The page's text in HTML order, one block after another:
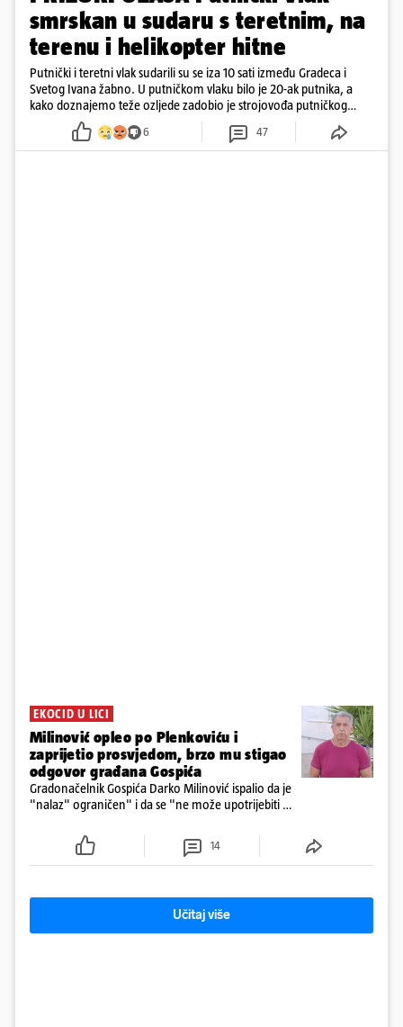
smrskan u sudaru s teretnim, na
terenu i helikopter hitne
Putnički i teretni vlak sudarili su se iza 10 sati između Gradeca i
Svetog Ivana žabno. U putničkom vlaku bilo je 20-ak putnika, a
kako doznajemo teže ozljede zadobio je strojovođa putničkog
vlaka. Zatvoren je promet, a fotoreporteri Prigorskog objavili su
prve snimke s mjesta sudara
6 47
EKOCID U LICI
Milinović opleo po Plenkoviću i
zaprijetio prosvjedom, brzo mu stigao
odgovor građana Gospića
Gradonačelnik Gospića Darko Milinović ispalio da je
"nalaz" ograničen" i da se "ne može upotrijebiti za
ga je naručio Uskok i da je dio spisa
14
Učitaj više